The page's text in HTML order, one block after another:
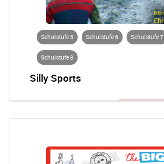
Schulstufe 5 Schulstufe 6 Schulstufe 7
Schulstufe 8
Silly Sports